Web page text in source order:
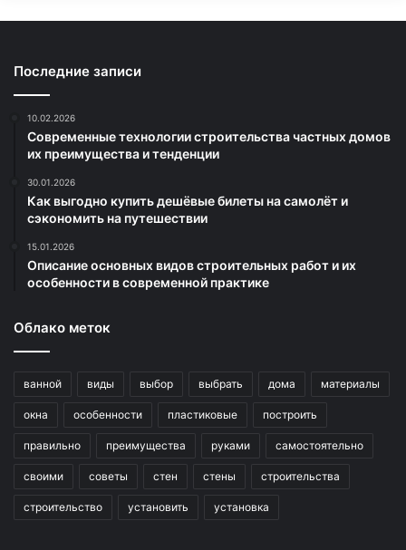
Последние записи
10.02.2026
Современные технологии строительства частных домов
их преимущества и тенденции
30.01.2026
Как выгодно купить дешёвые билеты на самолёт и
сэкономить на путешествии
15.01.2026
Описание основных видов строительных работ и их
особенности в современной практике
Облако меток
ванной виды выбор выбрать дома материалы
окна особенности пластиковые построить
правильно преимущества руками самостоятельно
своими советы стен стены строительства
строительство установить установка